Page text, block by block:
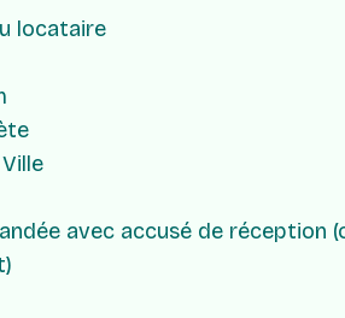
locataire
avec accusé de réception